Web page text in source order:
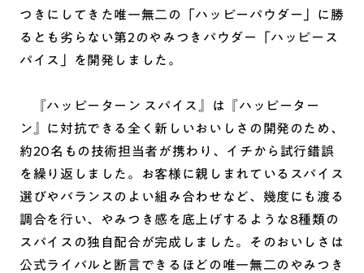
つきにしてきた唯一無二の「ハッピーパウダー」に勝
るとも劣らない第2のやみつきパウダー「ハッピース
パイス」を開発しました。
『ハッピーターン スパイス』は『ハッピーター
ン』に対抗できる全く新しいおいしさの開発のため、
約20名もの技術担当者が携わり、イチから試行錯誤
を繰り返しました。お客様に親しまれているスパイス
選びやバランスのよい組み合わせなど、幾度にも渡る
調合を行い、やみつき感を底上げするような8種類の
スパイスの独自配合が完成しました。そのおいしさは
公式ライバルと断言できるほどの唯一無二のやみつき